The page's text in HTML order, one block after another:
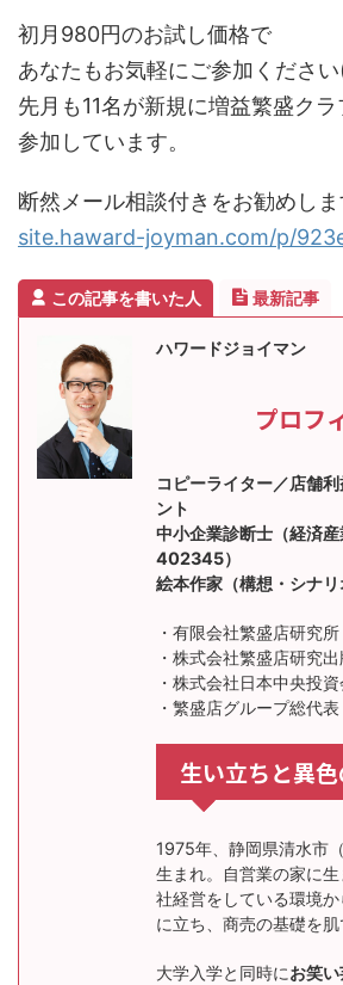
初月980円のお試し価格で
あなたもお気軽にご参加くださ
先月も11名が新規に増益繁盛ク
参加しています。
断然メール相談付きをお勧めしま
site.haward-joyman.com/p/
この記事を書いた人 最新記事
ハワードジョイマン
プロフ
コピーライター／店舗
ント
中小企業診断士（経済
402345）
絵本作家（構想・シナリ
・有限会社繁盛店研究
・株式会社繁盛店研究
・株式会社日本中央投
・繁盛店グループ総代表
生い立ちと異
1975年、静岡県清水市
生まれ。自営業の家に
社経営をしている環境
に立ち、商売の基礎を肌
大学入学と同時にお笑い